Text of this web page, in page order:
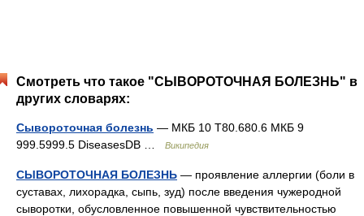
Смотреть что такое "СЫВОРОТОЧНАЯ БОЛЕЗНЬ" в
других словарях:
Сывороточная болезнь — МКБ 10 T80.680.6 МКБ 9
999.5999.5 DiseasesDB …
Википедия
СЫВОРОТОЧНАЯ БОЛЕЗНЬ — проявление аллергии (боли в
суставах, лихорадка, сыпь, зуд) после введения чужеродной
сыворотки, обусловленное повышенной чувствительностью